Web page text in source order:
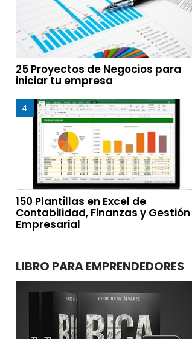
25 Proyectos de Negocios para
iniciar tu empresa
150 Plantillas en Excel de
Contabilidad, Finanzas y Gestión
Empresarial
LIBRO PARA EMPRENDEDORES